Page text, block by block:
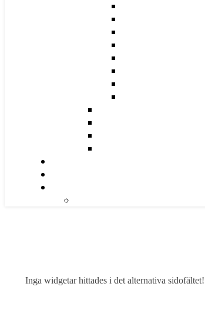
Inga widgetar hittades i det alternativa sidofältet!